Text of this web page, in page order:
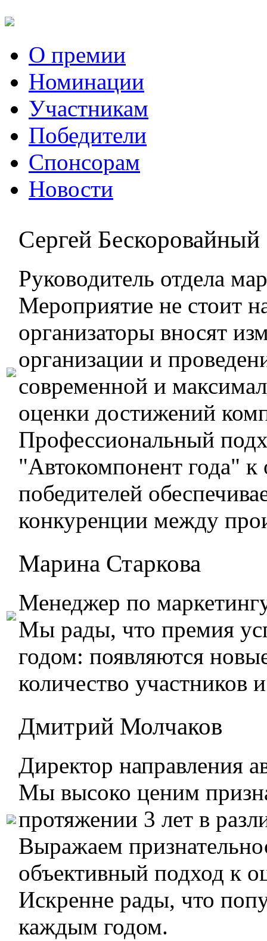
О премии
Номинации
Участникам
Победители
Спонсорам
Новости
Сергей Бескоровайный
Руководитель отдела
Мероприятие не стоит
организаторы вносят
организации и
современной и
оценки достижений
Профессиональный
"Автокомпонент года" к
победителей
конкуренции между
Марина Старкова
Менеджер по
Мы рады, что премия
годом: появляются
количество участников
Дмитрий Молчаков
Директор направления
Мы высоко ценим
протяжении 3 лет в
Выражаем
объективный подход к
Искренне рады, что
каждым годом.